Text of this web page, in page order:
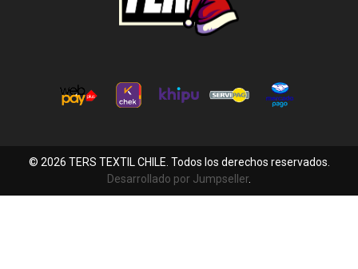
© 2026 TERS TEXTIL CHILE. Todos los derechos reservados.
Desarrollado por Jumpseller.